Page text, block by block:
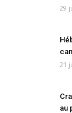
29
21
au